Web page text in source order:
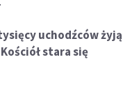
uchodźców żyją
stara się